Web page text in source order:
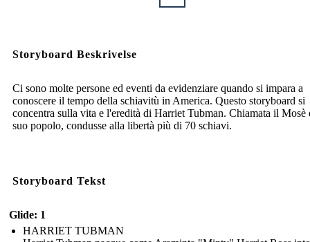
Storyboard Beskrivelse
Ci sono molte persone ed eventi da evidenziare quando si impara a
conoscere il tempo della schiavitù in America. Questo storyboard si
concentra sulla vita e l'eredità di Harriet Tubman. Chiamata il Mosè
suo popolo, condusse alla libertà più di 70 schiavi.
Storyboard Tekst
Glide: 1
HARRIET TUBMAN